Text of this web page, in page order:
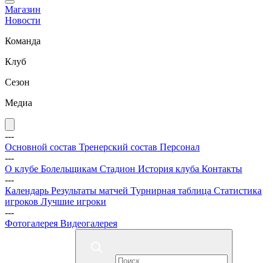
Магазин
Новости
Команда
Клуб
Сезон
Медиа
---
Основной состав Тренерский состав Персонал
---
О клубе Болельщикам Стадион История клуба Контакты
---
Календарь Результаты матчей Турнирная таблица Статистика
игроков Лучшие игроки
---
Фотогалерея Видеогалерея